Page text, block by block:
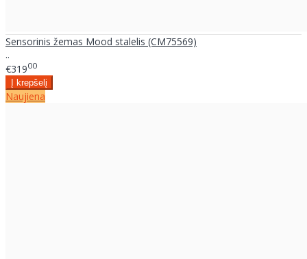
Sensorinis žemas Mood stalelis (CM75569)
..
€31900
Naujiena